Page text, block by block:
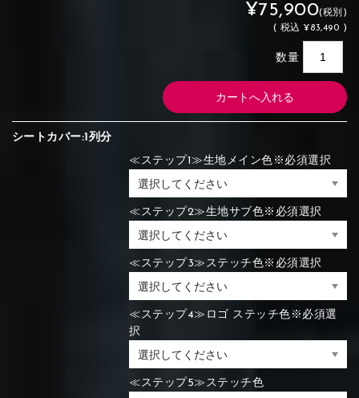
¥75,900(税別)
( 税込 ¥83,490 )
数量
シートカバー:1列分
≪ステップ1≫生地メイン色※必須選択
≪ステップ2≫生地サブ色※必須選択
≪ステップ3≫ステッチ色※必須選択
≪ステップ4≫ロゴ ステッチ色※必須選
択
≪ステップ5≫ステッチ色